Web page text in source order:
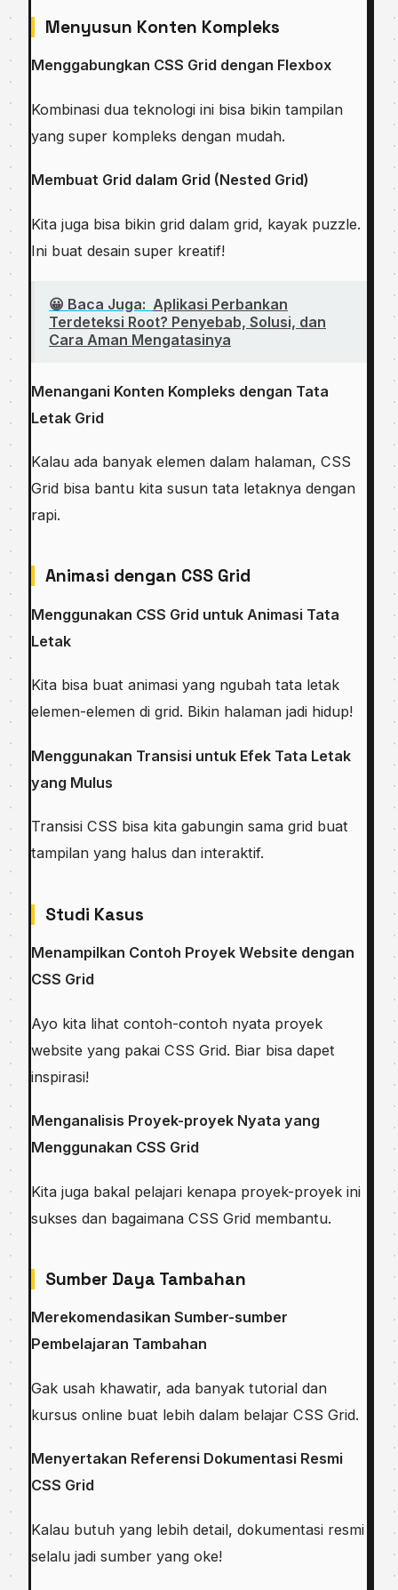
Menyusun Konten Kompleks
Menggabungkan CSS Grid dengan Flexbox
Kombinasi dua teknologi ini bisa bikin tampilan
yang super kompleks dengan mudah.
Membuat Grid dalam Grid (Nested Grid)
Kita juga bisa bikin grid dalam grid, kayak puzzle.
Ini buat desain super kreatif!
😀 Baca Juga: Aplikasi Perbankan
Terdeteksi Root? Penyebab, Solusi, dan
Cara Aman Mengatasinya
Menangani Konten Kompleks dengan Tata
Letak Grid
Kalau ada banyak elemen dalam halaman, CSS
Grid bisa bantu kita susun tata letaknya dengan
rapi.
Animasi dengan CSS Grid
Menggunakan CSS Grid untuk Animasi Tata
Letak
Kita bisa buat animasi yang ngubah tata letak
elemen-elemen di grid. Bikin halaman jadi hidup!
Menggunakan Transisi untuk Efek Tata Letak
yang Mulus
Transisi CSS bisa kita gabungin sama grid buat
tampilan yang halus dan interaktif.
Studi Kasus
Menampilkan Contoh Proyek Website dengan
CSS Grid
Ayo kita lihat contoh-contoh nyata proyek
website yang pakai CSS Grid. Biar bisa dapet
inspirasi!
Menganalisis Proyek-proyek Nyata yang
Menggunakan CSS Grid
Kita juga bakal pelajari kenapa proyek-proyek ini
sukses dan bagaimana CSS Grid membantu.
Sumber Daya Tambahan
Merekomendasikan Sumber-sumber
Pembelajaran Tambahan
Gak usah khawatir, ada banyak tutorial dan
kursus online buat lebih dalam belajar CSS Grid.
Menyertakan Referensi Dokumentasi Resmi
CSS Grid
Kalau butuh yang lebih detail, dokumentasi resmi
selalu jadi sumber yang oke!